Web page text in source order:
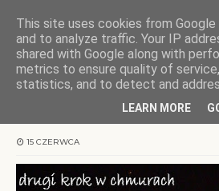
KOCHAMY WARMIĘ
Strona główna Praga Praga nocą
15 CZERWCA
This site uses cookies from
and to analyze traffic. Your IP
shared with Google along with
metrics to ensure quality of
statistics, and to detect and
LEARN MORE